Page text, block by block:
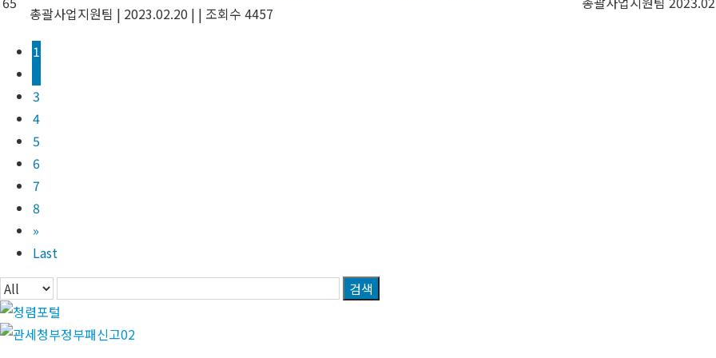
총괄사업지원팀 | 2023.02.20 | | 조회수 4457
1
3
4
5
6
7
8
»
Last
검색